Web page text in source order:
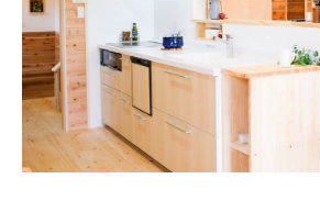
ABOUT
会社概要
採用情報
スタッフ紹介
ブログ
お知らせ